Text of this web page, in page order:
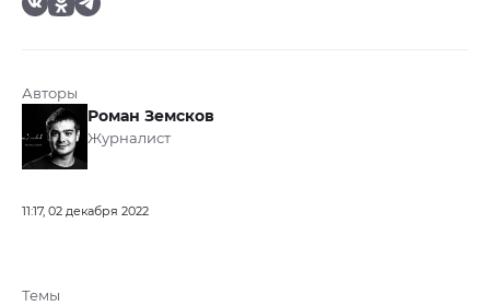
Авторы
Роман Земсков
Журналист
11:17, 02 декабря 2022
Темы